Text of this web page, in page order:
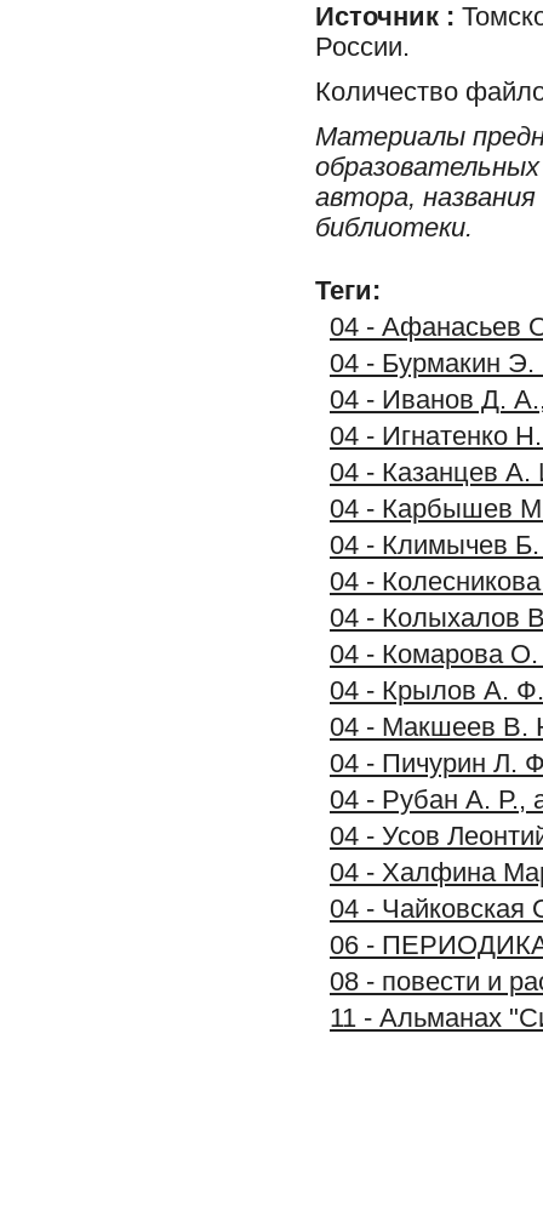
Источник :
России.
Количество
Материалы
автора,
библиотеки.
Теги:
04 - Афанасьев
04 - Бурмакин Э.
04 - Иванов Д.
04 - Игнатенко
04 - Казанцев А.
04 - Карбышев М.
04 - Климычев Б.
04 -
04 - Колыхалов
04 - Комарова О.
04 - Крылов А.
04 - Макшеев В.
04 - Пичурин Л.
04 - Рубан А. Р.,
04 - Усов
04 - Халфина
04 - Чайковская
06 -
08 - повести и
11 - Альманах